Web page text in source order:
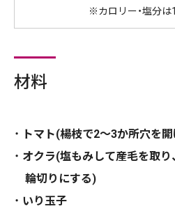
※カロリー・塩分は
材料
トマト(楊枝で2〜3か所穴を
オクラ(塩もみして産毛を取り
輪切りにする)
いり玉子